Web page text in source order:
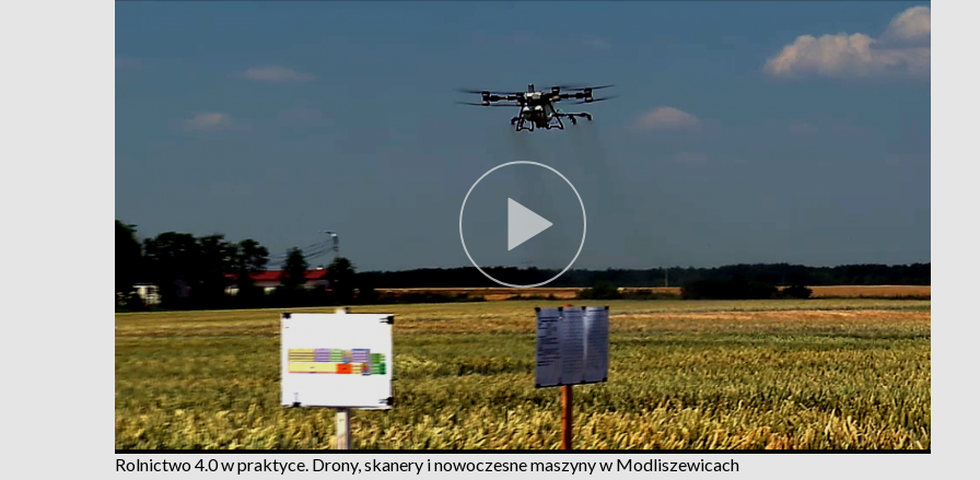
Rolnictwo 4.0 w praktyce. Drony, skanery i nowoczesne maszyny w Modliszewicach